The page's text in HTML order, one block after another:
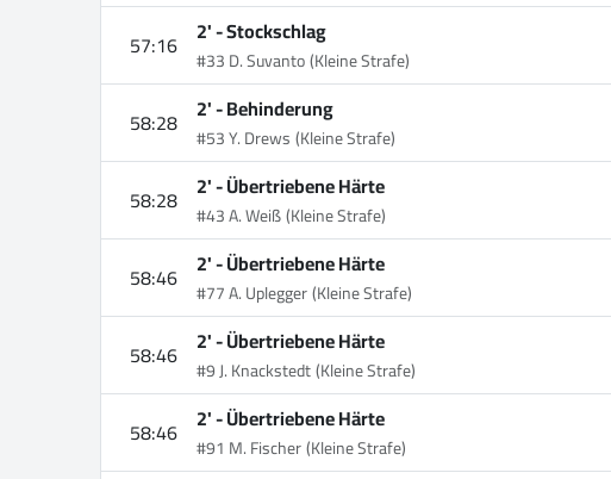
57:16 2' -Stockschlag
#33 D. Suvanto(Kleine Strafe)
58:28 2' -Behinderung
#53 Y. Drews(Kleine Strafe)
58:28 2' -Übertriebene Härte
#43 A. Weiß(Kleine Strafe)
58:46 2' -Übertriebene Härte
#77 A. Uplegger(Kleine Strafe)
58:46 2' -Übertriebene Härte
#9 J. Knackstedt(Kleine Strafe)
58:46 2' -Übertriebene Härte
#91 M. Fischer(Kleine Strafe)